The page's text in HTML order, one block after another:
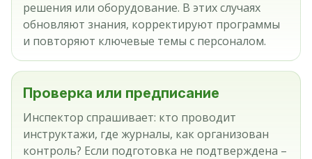
решения или оборудование. В этих случаях
обновляют знания, корректируют программы
и повторяют ключевые темы с персоналом.
Проверка или предписание
Инспектор спрашивает: кто проводит
инструктажи, где журналы, как организован
контроль? Если подготовка не подтверждена –